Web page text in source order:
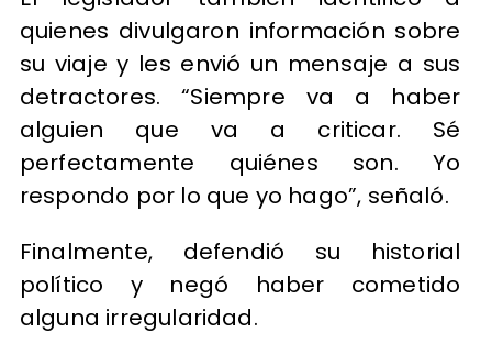
quienes divulgaron información sobre
su viaje y les envió un mensaje a sus
detractores. “Siempre va a haber
alguien que va a criticar. Sé
perfectamente quiénes son. Yo
respondo por lo que yo hago”, señaló.
Finalmente, defendió su historial
político y negó haber cometido
alguna irregularidad.